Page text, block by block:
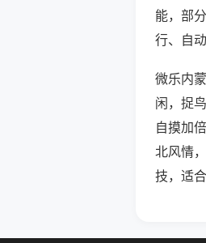
能，部
行、自
微乐内
闲，捉
自摸加
北风情
技，适